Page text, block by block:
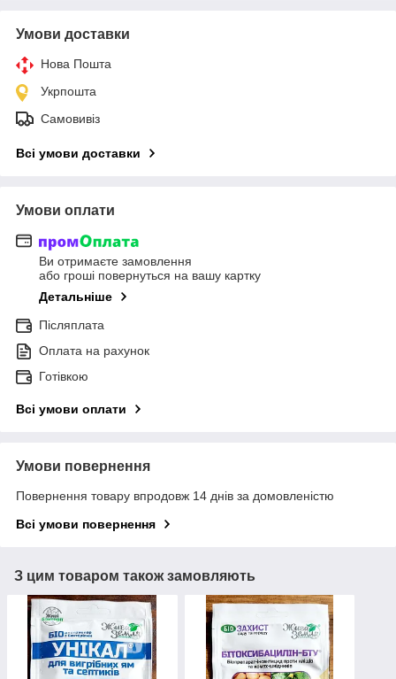
Умови доставки
Нова Пошта
Укрпошта
Самовивіз
Всі умови доставки
Умови оплати
Ви отримаєте замовлення
або гроші повернуться на вашу картку
Детальніше
Післяплата
Оплата на рахунок
Готівкою
Всі умови оплати
Умови повернення
Повернення товару впродовж 14 днів за домовленістю
Всі умови повернення
З цим товаром також замовляють